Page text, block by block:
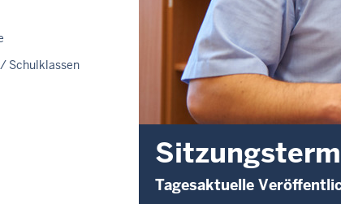
Schulklassen
Tagesaktuelle